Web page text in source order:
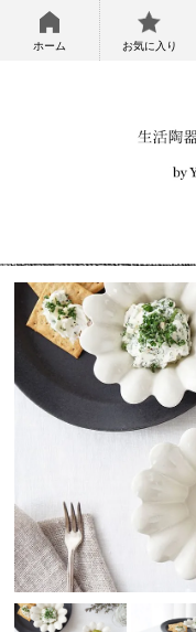
ホーム お気に入り